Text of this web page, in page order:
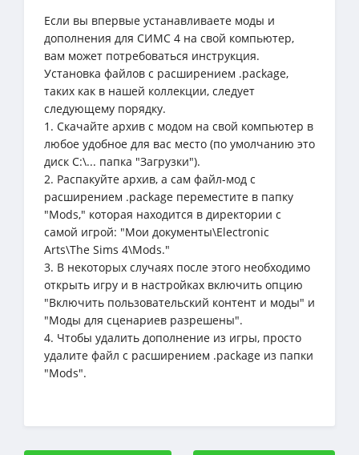
Если вы впервые устанавливаете моды и
дополнения для СИМС 4 на свой компьютер,
вам может потребоваться инструкция.
Установка файлов с расширением .package,
таких как в нашей коллекции, следует
следующему порядку.
1. Скачайте архив с модом на свой компьютер в
любое удобное для вас место (по умолчанию это
диск C:\... папка "Загрузки").
2. Распакуйте архив, а сам файл-мод с
расширением .package переместите в папку
"Mods," которая находится в директории с
самой игрой: "Мои документы\Electronic
Arts\The Sims 4\Mods."
3. В некоторых случаях после этого необходимо
открыть игру и в настройках включить опцию
"Включить пользовательский контент и моды" и
"Моды для сценариев разрешены".
4. Чтобы удалить дополнение из игры, просто
удалите файл с расширением .package из папки
"Mods".